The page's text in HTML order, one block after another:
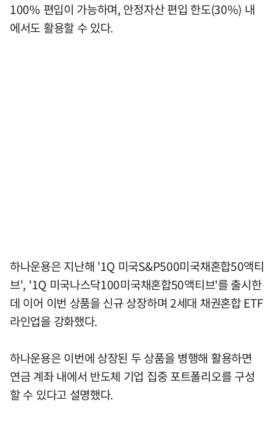
100% 편입이 가능하며, 안정자산 편입 한도(30%) 내
에서도 활용할 수 있다.
하나운용은 지난해 '1Q 미국S&P500미국채혼합50액티
브', '1Q 미국나스닥100미국채혼합50액티브'를 출시한
데 이어 이번 상품을 신규 상장하며 2세대 채권혼합 ETF
라인업을 강화했다.
하나운용은 이번에 상장된 두 상품을 병행해 활용하면
연금 계좌 내에서 반도체 기업 집중 포트폴리오를 구성
할 수 있다고 설명했다.